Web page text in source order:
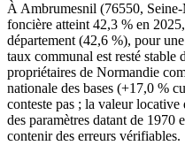
À Ambrumesnil (76550,
foncière atteint 42,3 % en
département (42,6 %), pour
taux communal est resté stable
propriétaires de Normandie
nationale des bases (+17,0 %
conteste pas ; la valeur
des paramètres datant de 1970
contenir des erreurs vérifiables.